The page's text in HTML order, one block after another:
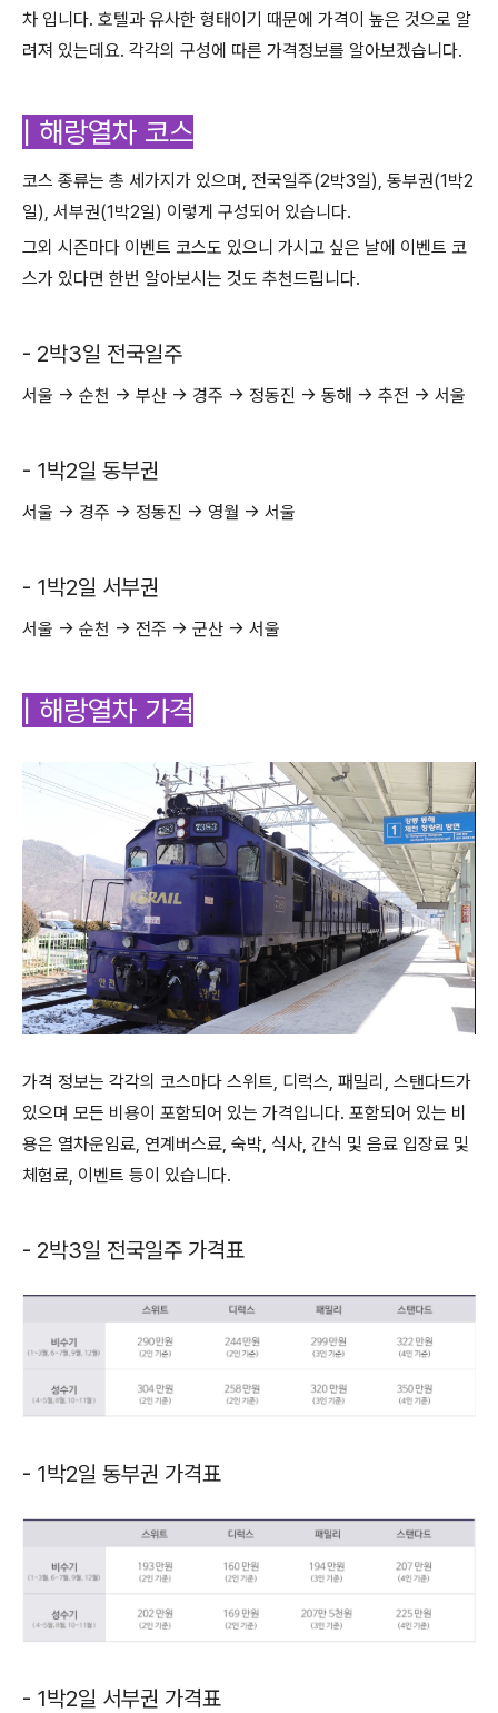
차 입니다. 호텔과 유사한 형태이기 때문에 가격이 높은 것으로 알
려져 있는데요. 각각의 구성에 따른 가격정보를 알아보겠습니다.
| 해랑열차 코스
코스 종류는 총 세가지가 있으며, 전국일주(2박3일), 동부권(1박2
일), 서부권(1박2일) 이렇게 구성되어 있습니다.
그외 시즌마다 이벤트 코스도 있으니 가시고 싶은 날에 이벤트 코
스가 있다면 한번 알아보시는 것도 추천드립니다.
- 2박3일 전국일주
서울 → 순천 → 부산 → 경주 → 정동진 → 동해 → 추전 → 서울
- 1박2일 동부권
서울 → 경주 → 정동진 → 영월 → 서울
- 1박2일 서부권
서울 → 순천 → 전주 → 군산 → 서울
| 해랑열차 가격
가격 정보는 각각의 코스마다 스위트, 디럭스, 패밀리, 스탠다드가
있으며 모든 비용이 포함되어 있는 가격입니다. 포함되어 있는 비
용은 열차운임료, 연계버스료, 숙박, 식사, 간식 및 음료 입장료 및
체험료, 이벤트 등이 있습니다.
- 2박3일 전국일주 가격표
- 1박2일 동부권 가격표
- 1박2일 서부권 가격표